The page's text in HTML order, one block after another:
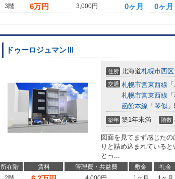
3階
6万円 3,000円 0ヶ月 0ヶ月
ドゥーロジュマンⅢ
住所 北海道札幌市西区
交通 札幌市営東西線 「
札幌市営東西線 「
函館本線 「 琴似
築年 築1年未満 階数
図面を見てまず感じた
りと詰め込まれている
とっ...
所在階 賃料 管理費・共益費 敷金 礼金